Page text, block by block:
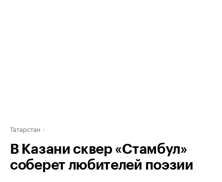
Татарстан
В Казани сквер «Стамбул»
соберет любителей поэзии